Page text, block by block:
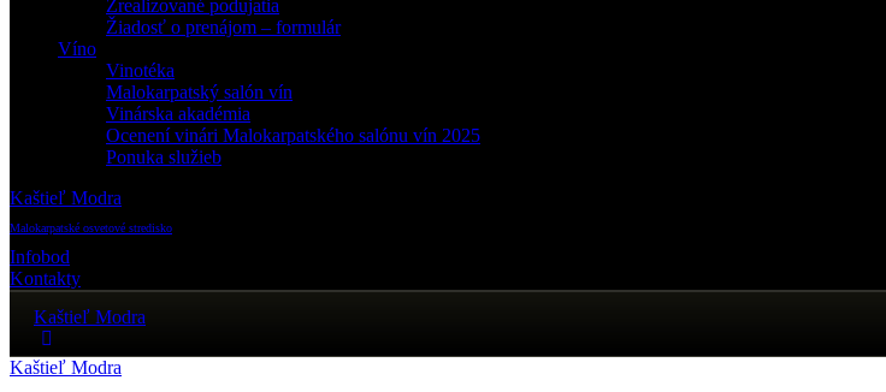
Zrealizované podujatia
Žiadosť o prenájom – formulár
Víno
Vinotéka
Malokarpatský salón vín
Vinárska akadémia
Ocenení vinári Malokarpatského salónu vín 2025
Ponuka služieb
Kaštieľ Modra
Malokarpatské osvetové stredisko
Infobod
Kontakty
Kaštieľ Modra
Kaštieľ Modra